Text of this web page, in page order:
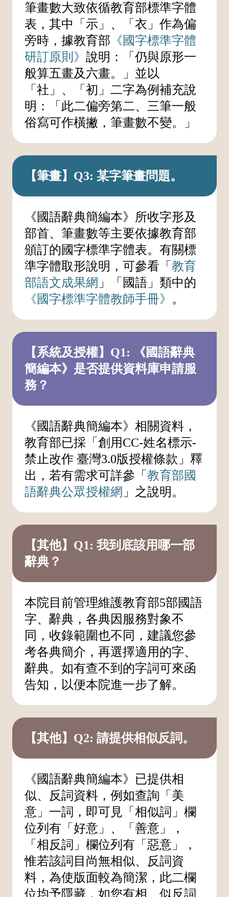
筆畫數大致依循教育部標準字體
表，其中「示」、「衣」作為偏
旁時，據教育部 《國字標準字體
研訂原則》 說明：「仍與原形一
般算五畫及六畫。」並以
「社」、「初」二字為例補充說
明：「此二偏旁第二、三筆一般
俗寫可作橫撇，筆畫數不變。」
【筆畫】Q3: 某字筆畫問題。
《國語辭典簡編本》所收字形及
部首、筆畫數等主要依據教育部
頒訂的國字標準字體表。有關標
準字體取形說明，可參看「 教育
部語文成果網 」「國語」類中的
《國字標準字體教師手冊》 。
【系統及授權】Q1: 《國語辭典
簡編本》是否提供資料庫申請服
務？
《國語辭典簡編本》相關資料，
教育部已採「創用CC-姓名標示-
禁止改作 臺灣3.0版授權條款」釋
出，若有需求可詳參「 教育部國
語辭典公眾授權網 」之說明。
【其他】Q1: 我到底該用哪一部
辭典？
本院目前管理維護教育部5部國語
字、辭典，各典因服務對象不
同，收錄範圍也不同，建議您參
考各典簡介，再選擇適用的字、
辭典。如有查不到的字詞可來函
告知，以便本院進一步了解。
【其他】Q2: 請提供相似反詞。
《國語辭典簡編本》已提供相
似、反詞資料，例如查詢「美
意」一詞，即可見「相似詞」欄
位列有「好意」、「善意」，
「相反詞」欄位列有「惡意」，
惟若該詞目尚無相似、反詞資
料，為使版面較為簡潔，此二欄
位均予隱藏，如您有相、似反詞